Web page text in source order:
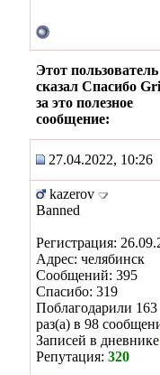
Этот пользователь
сказал Спасибо
за это полезное
сообщение:
27.04.2022, 10:26
kazerov
Banned
Регистрация:
Адрес: челябинск
Сообщений: 395
Спасибо: 319
Поблагодарили 163
раз(а) в 98
Записей в
Репутация: 320